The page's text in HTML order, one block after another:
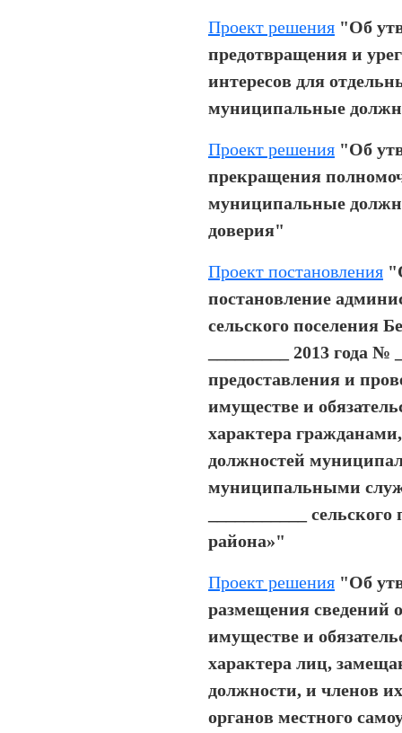
Проект решения "Об
предотвращения и
интересов для
муниципальные
Проект решения "Об
прекращения
муниципальные
доверия"
Проект постановления
постановление
сельского поселения
_________ 2013 года
предоставления и
имуществе и
характера
должностей
муниципальными
___________
района»"
Проект решения "Об
размещения сведений о
имуществе и
характера лиц,
должности, и членов
органов местного